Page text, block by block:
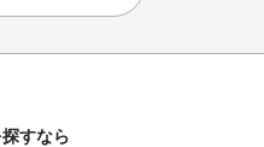
探すなら